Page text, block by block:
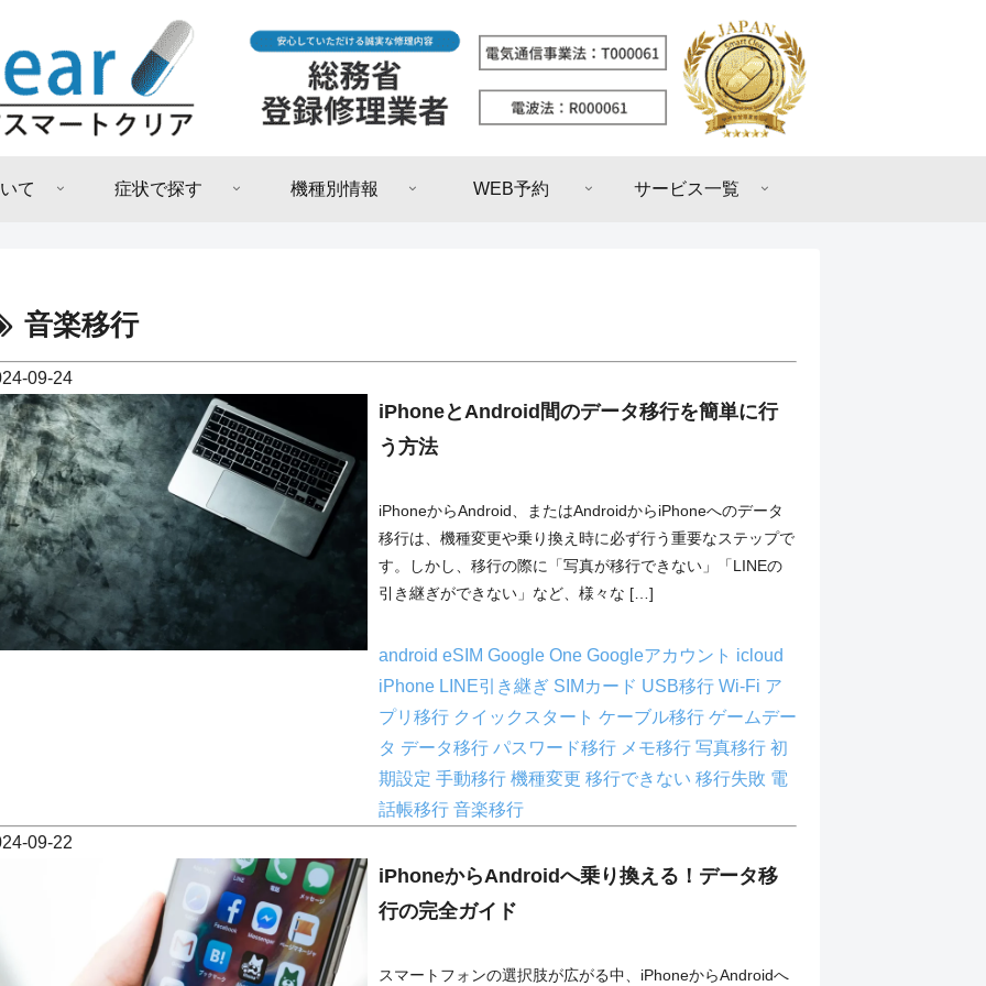
て 症状で探す 機種別情報 WEB予約 サービス一覧
音楽移行
09-24
iPhoneとAndroid間のデータ移行を簡単に行
う方法
iPhoneからAndroid、またはAndroidからiPhoneへのデータ
移行は、機種変更や乗り換え時に必ず行う重要なステップで
す。しかし、移行の際に「写真が移行できない」「LINEの
引き継ぎができない」など、様々な […]
android eSIM Google One Googleアカウント icloud
iPhone LINE引き継ぎ SIMカード USB移行 Wi-Fi ア
プリ移行 クイックスタート ケーブル移行 ゲームデー
タ データ移行 パスワード移行 メモ移行 写真移行 初
期設定 手動移行 機種変更 移行できない 移行失敗 電
話帳移行 音楽移行
09-22
iPhoneからAndroidへ乗り換える！データ移
行の完全ガイド
スマートフォンの選択肢が広がる中、iPhoneからAndroidへ